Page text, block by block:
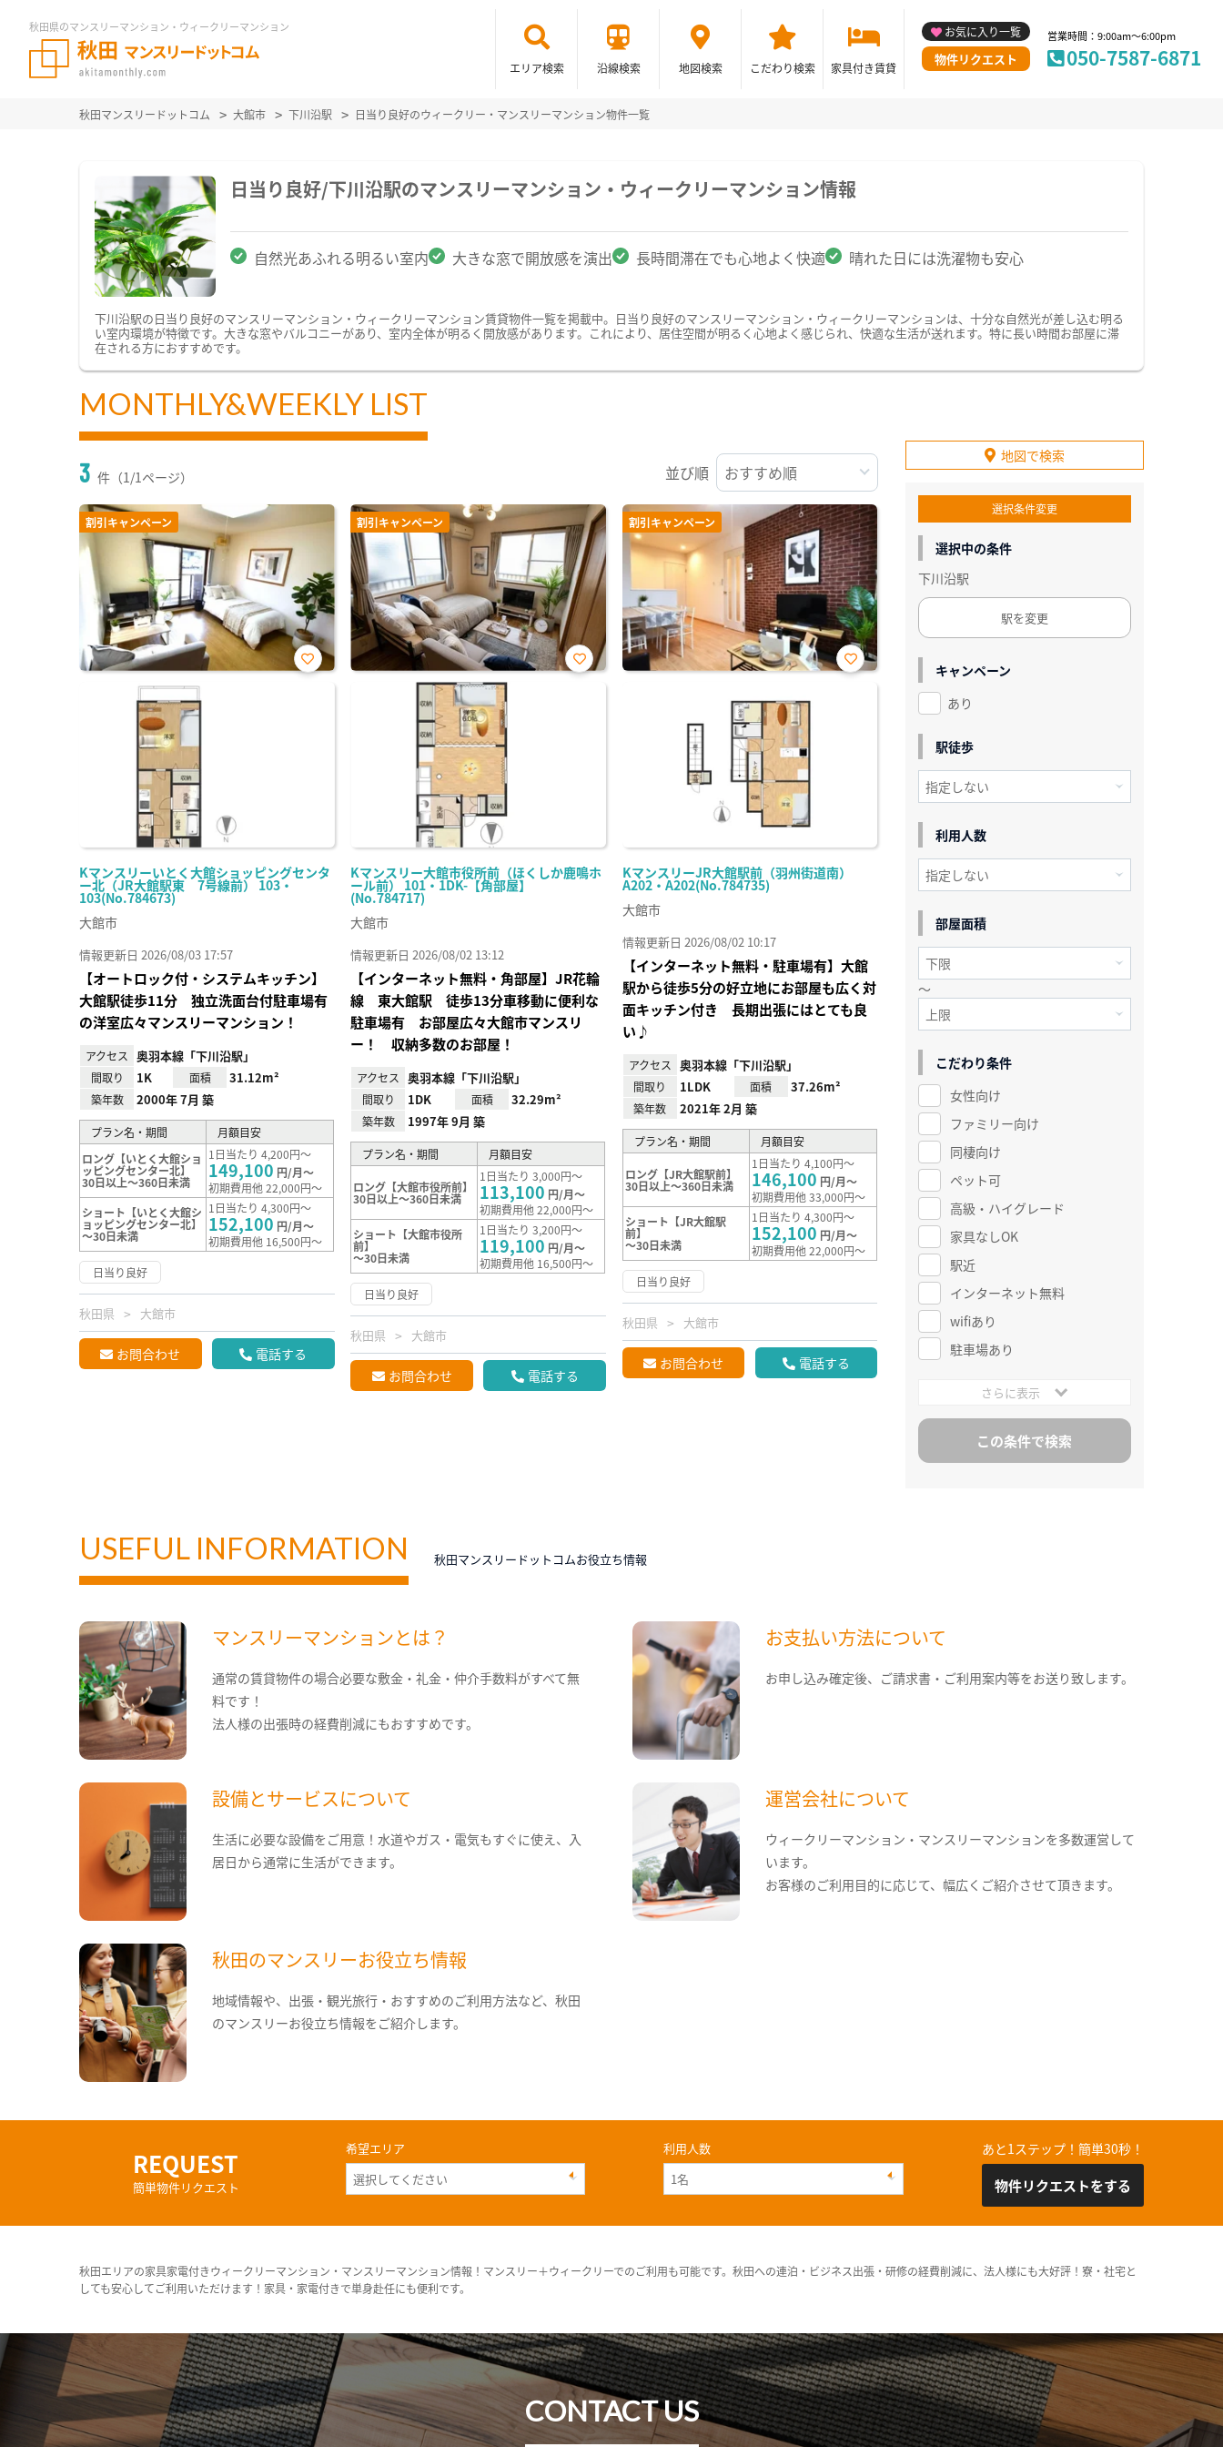
秋田県のマンスリーマンション・ウィークリーマンション
エリア検索 沿線検索 地図検索 こだわり検索 家具付き賃貸
お気に入り一覧
物件リクエスト
営業時間：9:00am～6:00pm
050-7587-6871
秋田マンスリードットコム 大館市 下川沿駅 日当り良好のウィークリー・マンスリーマンション物件一覧
日当り良好/下川沿駅のマンスリーマンション・ウィークリーマンション情報
自然光あふれる明るい室内 大きな窓で開放感を演出 長時間滞在でも心地よく快適 晴れた日には洗濯物も安心
下川沿駅の日当り良好のマンスリーマンション・ウィークリーマンション賃貸物件一覧を掲載中。日当り良好のマンスリーマンション・ウィークリーマンションは、十分な自然光が差し込む明る
い室内環境が特徴です。大きな窓やバルコニーがあり、室内全体が明るく開放感があります。これにより、居住空間が明るく心地よく感じられ、快適な生活が送れます。特に長い時間お部屋に滞
在される方におすすめです。
MONTHLY&WEEKLY LIST
3 件（1/1ページ） 並び順
割引キャンペーン
Kマンスリーいとく大館ショッピングセンタ
ー北（JR大館駅東 7号線前） 103・
103(No.784673)
お気
大館市
情報更新日 2026/08/03 17:57
【オートロック付・システムキッチン】
大館駅徒歩11分 独立洗面台付駐車場有
の洋室広々マンスリーマンション！
アクセス 奥羽本線「下川沿駅」
間取り 1K 面積 31.12m²
築年数 2000年 7月 築
プラン名・期間
月額目安
ロング【いとく大館ショ
ッピングセンター北】
30日以上～360日未満
1日当たり 4,200円～
149,100 円/月～
初期費用他 22,000円～
ショート【いとく大館シ
ョッピングセンター北】
～30日未満
1日当たり 4,300円～
152,100 円/月～
初期費用他 16,500円～
日当り良好
秋田県 大館市
お問合わせ 電話する
割引キャンペーン
Kマンスリー大館市役所前（ほくしか鹿鳴ホ
ール前） 101・1DK-【角部屋】
(No.784717)
お気
大館市
情報更新日 2026/08/02 13:12
【インターネット無料・角部屋】JR花輪
線 東大館駅 徒歩13分車移動に便利な
駐車場有 お部屋広々大館市マンスリ
ー！ 収納多数のお部屋！
アクセス 奥羽本線「下川沿駅」
間取り 1DK 面積 32.29m²
築年数 1997年 9月 築
プラン名・期間 月額目安
ロング【大館市役所前】
30日以上～360日未満
1日当たり 3,000円～
113,100 円/月～
初期費用他 22,000円～
ショート【大館市役所
前】
～30日未満
1日当たり 3,200円～
119,100 円/月～
初期費用他 16,500円～
日当り良好
秋田県 大館市
お問合わせ 電話する
割引キャンペーン
KマンスリーJR大館駅前（羽州街道南）
A202・A202(No.784735)
お気
大館市
情報更新日 2026/08/02 10:17
【インターネット無料・駐車場有】大館
駅から徒歩5分の好立地にお部屋も広く対
面キッチン付き 長期出張にはとても良
い♪
アクセス 奥羽本線「下川沿駅」
間取り 1LDK 面積 37.26m²
築年数 2021年 2月 築
プラン名・期間 月額目安
ロング【JR大館駅前】
30日以上～360日未満
1日当たり 4,100円～
146,100 円/月～
初期費用他 33,000円～
ショート【JR大館駅
前】
～30日未満
1日当たり 4,300円～
152,100 円/月～
初期費用他 22,000円～
日当り良好
秋田県 大館市
お問合わせ 電話する
地図で検索
選択条件変更
選択中の条件
下川沿駅
駅を変更
キャンペーン
あり
駅徒歩
利用人数
部屋面積
～
こだわり条件
女性向け
ファミリー向け
同棲向け
ペット可
高級・ハイグレード
家具なしOK
駅近
インターネット無料
wifiあり
駐車場あり
さらに表示
USEFUL INFORMATION 秋田マンスリードットコムお役立ち情報
マンスリーマンションとは？
通常の賃貸物件の場合必要な敷金・礼金・仲介手数料がすべて無
料です！
法人様の出張時の経費削減にもおすすめです。
お支払い方法について
お申し込み確定後、ご請求書・ご利用案内等をお送り致します。
設備とサービスについて
生活に必要な設備をご用意！水道やガス・電気もすぐに使え、入
居日から通常に生活ができます。
運営会社について
ウィークリーマンション・マンスリーマンションを多数運営して
います。
お客様のご利用目的に応じて、幅広くご紹介させて頂きます。
秋田のマンスリーお役立ち情報
地域情報や、出張・観光旅行・おすすめのご利用方法など、秋田
のマンスリーお役立ち情報をご紹介します。
REQUEST
簡単物件リクエスト
希望エリア 利用人数 あと1ステップ！簡単30秒！
物件リクエストをする
秋田エリアの家具家電付きウィークリーマンション・マンスリーマンション情報！マンスリー＋ウィークリーでのご利用も可能です。秋田への連泊・ビジネス出張・研修の経費削減に、法人様にも大好評！寮・社宅と
しても安心してご利用いただけます！家具・家電付きで単身赴任にも便利です。
CONTACT US